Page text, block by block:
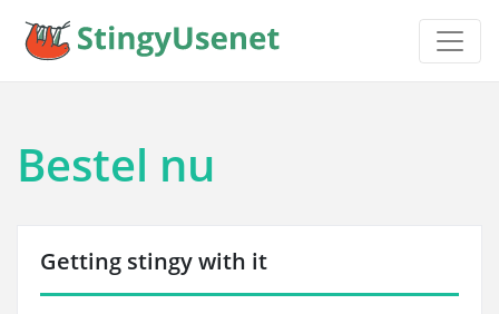
Bestel nu
Getting stingy with it